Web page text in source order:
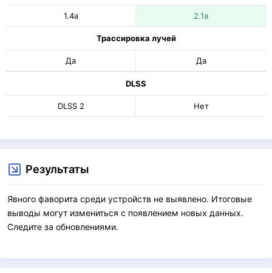
1.4a 2.1a
Трассировка лучей
Да Да
DLSS
DLSS 2 Нет
Результаты
Явного фаворита среди устройств не выявлено. Итоговые
выводы могут измениться с появлением новых данных.
Следите за обновлениями.